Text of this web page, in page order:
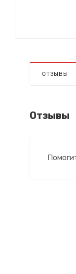
ОТЗЫВЫ
Отзывы